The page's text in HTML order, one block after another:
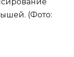
(Фото: